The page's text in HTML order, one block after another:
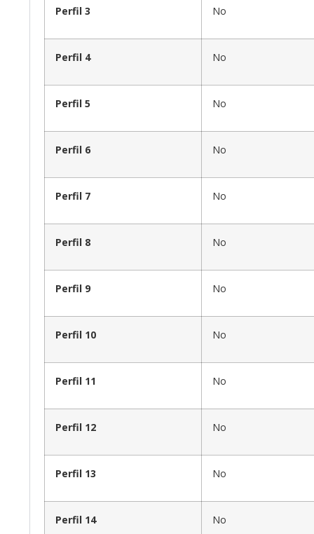
Perfil 3 No
Perfil 4 No
Perfil 5 No
Perfil 6 No
Perfil 7 No
Perfil 8 No
Perfil 9 No
Perfil 10 No
Perfil 11 No
Perfil 12 No
Perfil 13 No
Perfil 14 No